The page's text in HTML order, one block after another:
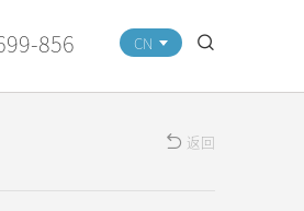
856 CN
返回